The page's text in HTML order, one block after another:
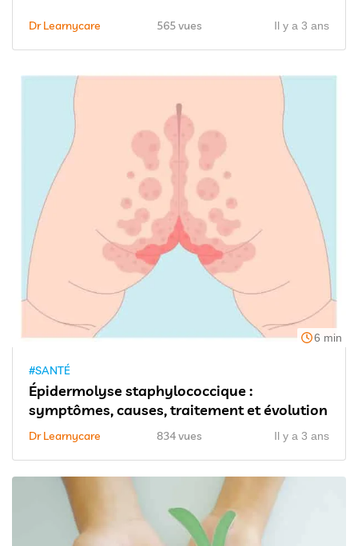
Dr Learnycare 565 vues Il y a 3 ans
6 min
#SANTÉ
Épidermolyse staphylococcique :
symptômes, causes, traitement et évolution
Dr Learnycare 834 vues Il y a 3 ans